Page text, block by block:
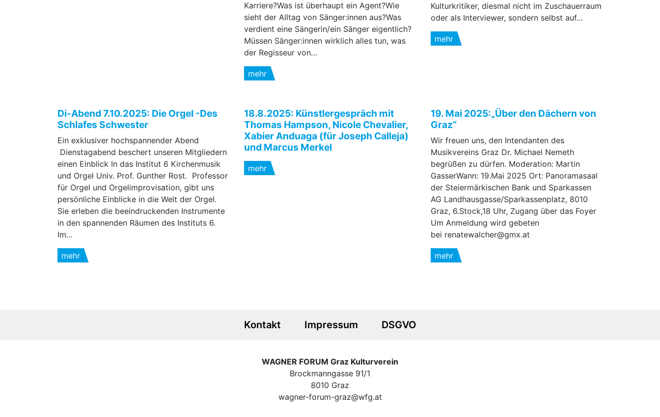
Karriere?Was ist überhaupt ein Agent?Wie
sieht der Alltag von Sänger:innen aus?Was
verdient eine Sängerin/ein Sänger eigentlich?
Müssen Sänger:innen wirklich alles tun, was
der Regisseur von…
mehr
Kulturkritiker, diesmal nicht im Zuschauerraum
oder als Interviewer, sondern selbst auf…
mehr
Di-Abend 7.10.2025: Die Orgel -Des
Schlafes Schwester
Ein exklusiver hochspannender Abend
Dienstagabend beschert unseren Mitgliedern
einen Einblick In das Institut 6 Kirchenmusik
und Orgel Univ. Prof. Gunther Rost. Professor
für Orgel und Orgelimprovisation, gibt uns
persönliche Einblicke in die Welt der Orgel.
Sie erleben die beeindruckenden Instrumente
in den spannenden Räumen des Instituts 6.
Im…
mehr
18.8.2025: Künstlergespräch mit
Thomas Hampson, Nicole Chevalier,
Xabier Anduaga (für Joseph Calleja)
und Marcus Merkel
mehr
19. Mai 2025:„Über den Dächern von
Graz“
Wir freuen uns, den Intendanten des
Musikvereins Graz Dr. Michael Nemeth
begrüßen zu dürfen. Moderation: Martin
GasserWann: 19.Mai 2025 Ort: Panoramasaal
der Steiermärkischen Bank und Sparkassen
AG Landhausgasse/Sparkassenplatz, 8010
Graz, 6.Stock,18 Uhr, Zugang über das Foyer
Um Anmeldung wird gebeten
bei renatewalcher@gmx.at
mehr
Kontakt Impressum DSGVO
WAGNER FORUM Graz Kulturverein
Brockmanngasse 91/1
8010 Graz
wagner-forum-graz@wfg.at